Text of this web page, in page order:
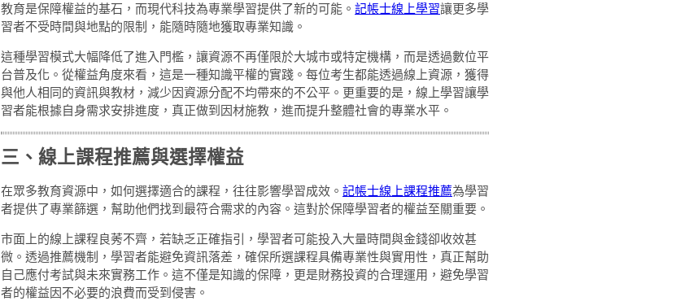
教育是保障權益的基石，而現代科技為專業學習提供了新的可能。 記帳士線上學習讓更多學
習者不受時間與地點的限制，能隨時隨地獲取專業知識。
這種學習模式大幅降低了進入門檻，讓資源不再僅限於大城市或特定機構，而是透過數位平
台普及化。從權益角度來看，這是一種知識平權的實踐。每位考生都能透過線上資源，獲得
與他人相同的資訊與教材，減少因資源分配不均帶來的不公平。更重要的是，線上學習讓學
習者能根據自身需求安排進度，真正做到因材施教，進而提升整體社會的專業水平。
三、線上課程推薦與選擇權益
在眾多教育資源中，如何選擇適合的課程，往往影響學習成效。 記帳士線上課程推薦為學習
者提供了專業篩選，幫助他們找到最符合需求的內容。這對於保障學習者的權益至關重要。
市面上的線上課程良莠不齊，若缺乏正確指引，學習者可能投入大量時間與金錢卻收效甚
微。透過推薦機制，學習者能避免資訊落差，確保所選課程具備專業性與實用性，真正幫助
自己應付考試與未來實務工作。這不僅是知識的保障，更是財務投資的合理運用，避免學習
者的權益因不必要的浪費而受到侵害。